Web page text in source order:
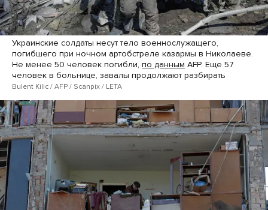
Украинские солдаты несут тело военнослужащего,
погибшего при ночном артобстреле казармы в Николаеве.
Не менее 50 человек погибли, по данным AFP. Еще 57
человек в больнице, завалы продолжают разбирать
Bulent Kilic / AFP / Scanpix / LETA